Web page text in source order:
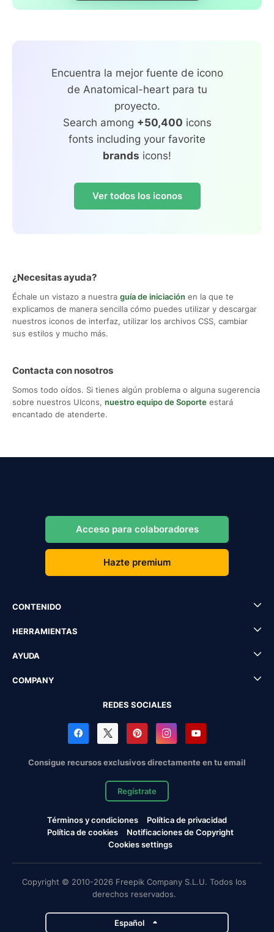
Encuentra la mejor fuente de icono
de Anatomical-heart para tu
proyecto.
Search among +50,400 icons
fonts including your favorite
brands icons!
Ver todos los iconos
¿Necesitas ayuda?
Échale un vistazo a nuestra guía de iniciación en la que te
explicamos de manera sencilla cómo puedes utilizar y descargar
nuestros iconos de interfaz, utilizar los archivos CSS, cambiar
sus estilos y mucho más.
Contacta con nosotros
Somos todo oídos. Si tienes algún problema o alguna sugerencia
sobre nuestros UIcons, nuestro equipo de Soporte estará
encantado de atenderte.
Acceso para colaboradores
Hazte premium
CONTENIDO
HERRAMIENTAS
AYUDA
COMPANY
REDES SOCIALES
Consigue recursos exclusivos directamente en tu email
Regístrate
Términos y condiciones
Política de privacidad
Política de cookies
Notificaciones de Copyright
Cookies settings
Copyright © 2010-2026 Freepik Company S.L.U. Todos los
derechos reservados.
Español